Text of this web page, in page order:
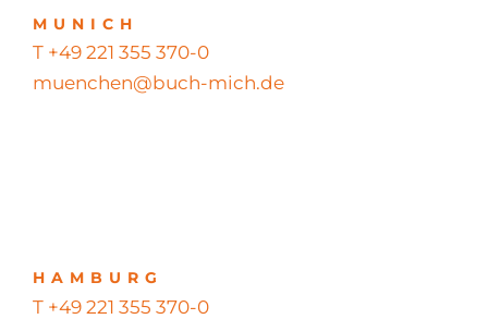
MUNICH
T +49 221 355 370-0
muenchen@buch-mich.de
HAMBURG
T +49 221 355 370-0